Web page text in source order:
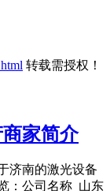
转载需授权！
家简介
济南的激光设备
：公司名称 山东